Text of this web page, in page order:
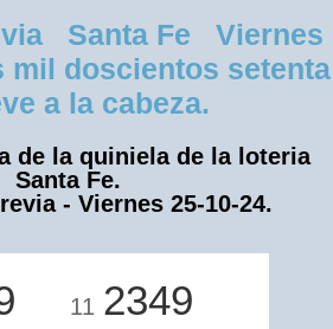
Santa Fe Viernes
mil doscientos setenta
a la cabeza.
de la quiniela de la loteria
Santa Fe.
- Viernes 25-10-24.
11 2349